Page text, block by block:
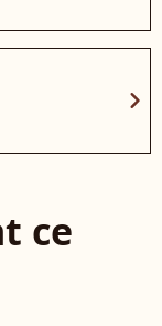
chevron_right
ce